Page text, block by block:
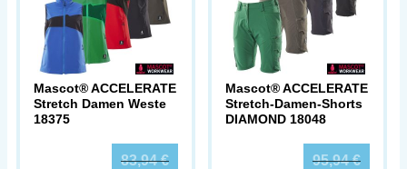
Mascot® ACCELERATE
Stretch Damen Weste
18375
83,94€
Mascot® ACCELERATE
Stretch-Damen-Shorts
DIAMOND 18048
95,94€